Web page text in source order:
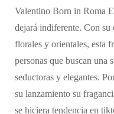
Valentino Born in Roma
dejará indiferente. Con su
florales y orientales, esta
personas que buscan una
seductoras y elegantes.
su lanzamiento su
se hiciera tendencia en